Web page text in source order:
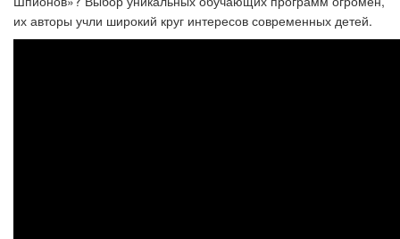
их авторы учли широкий круг интересов современных детей.